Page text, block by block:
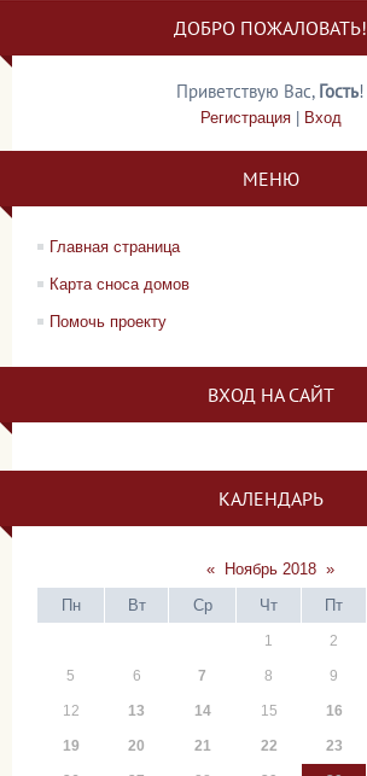
ДОБРО ПОЖАЛОВАТЬ!
Приветствую Вас, Гость!
Регистрация| Вход
МЕНЮ
Главная страница
Карта сноса домов
Помочь проекту
ВХОД НА САЙТ
КАЛЕНДАРЬ
« Ноябрь 2018 »
Пн
Вт Ср Чт Пт
1 2
5 6 7 8 9
12 13 14 15 16
19 20 21 22 23